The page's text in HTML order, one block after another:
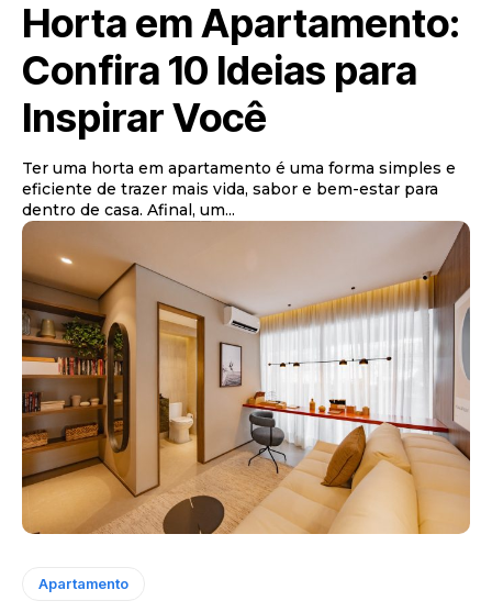
Horta em Apartamento:
Confira 10 Ideias para
Inspirar Você
Ter uma horta em apartamento é uma forma simples e
eficiente de trazer mais vida, sabor e bem-estar para
dentro de casa. Afinal, um...
Apartamento